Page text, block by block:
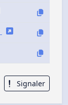
Signaler